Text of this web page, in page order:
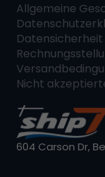
Allgemeine
Datensicherheit
Nicht
604 Carson Dr,